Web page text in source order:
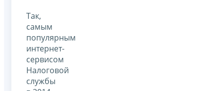
Так,
самым
популярным
интернет-
сервисом
Налоговой
службы